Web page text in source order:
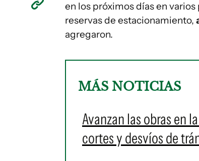
en los próximos días en
reservas de estacionamiento,
agregaron.
MÁS NOTICIAS
Avanzan las obras en
cortes y desvíos de